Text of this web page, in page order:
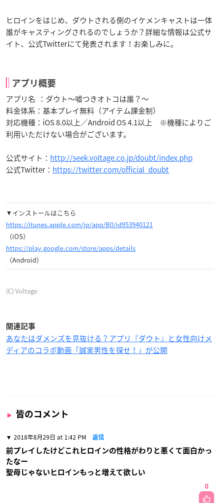
ヒロインをはじめ、ダウトされる側のイケメンキャストは一体
誰がキャスティングされるのでしょうか？詳細な情報は公式サ
イト、公式Twitterにて発表されます！お楽しみに。
アプリ概要
アプリ名 ：ダウト～嘘つきオトコは誰？～
料金体系：基本プレイ無料（アイテム課金制）
対応機種：iOS 8.0以上／Android OS 4.1以上 ※機種によりご
利用いただけない場合がございます。
公式サイト： http://seek.voltage.co.jp/doubt/index.php
公式Twitter： https://twitter.com/official_doubt
▼インストールはこちら
https://itunes.apple.com/jp/app/B0/id953940121
（iOS）
https://play.google.com/store/apps/details
（Android）
(C) Voltage
関連記事
あなたはダメンズを見抜ける？アプリ『ダウト』と女性向けメ
ディアのコラボ動画「誠実男性を探せ！」が公開
皆のコメント
2018年8月29日 at 1:42 PM 返信
前プレイしたけどこれヒロインの性格がわりと悪くて面白かっ
たなー
聖母じゃないヒロインもっと増えて欲しい
0